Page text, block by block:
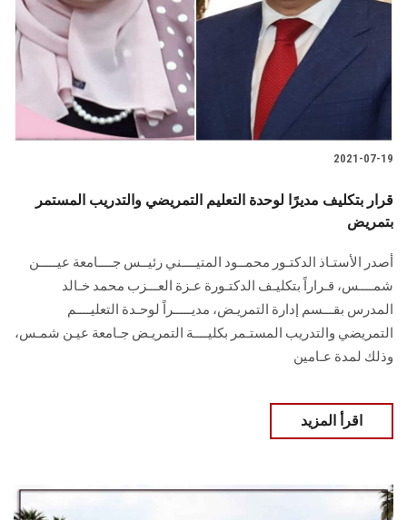
2021-07-19
قرار بتكليف مديرًا لوحدة التعليم التمريضي والتدريب المستمر
بتمريض
أصدر الأستـاذ الدكتـور محمــود المتيــــني رئيــس جــــامعة عيـــــن
شمــــس، قـراراً بتكليـف الدكتـورة عـزة العـــزب محمد خـالد
المدرس بقـــسم إدارة التمريـض، مديـــــراً لوحـدة التعليــــم
التمريضي والتدريب المستـمر بكليــــة التمريـض جـامعة عيـن شمـس،
وذلك لمدة عـامين
اقرأ المزيد